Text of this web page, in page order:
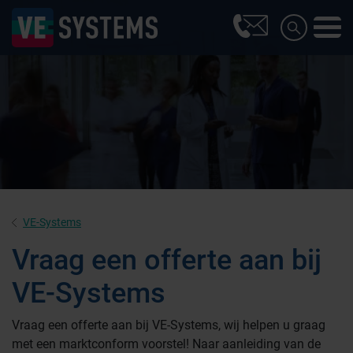
VE-Systems
Vraag een offerte aan bij
VE-Systems
Vraag een offerte aan bij VE-Systems, wij helpen u graag
met een marktconform voorstel! Naar aanleiding van de
Farmaceutische industrie